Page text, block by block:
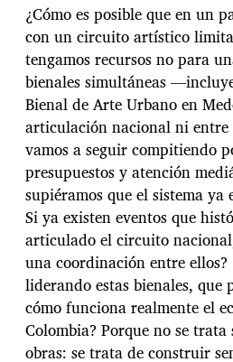
¿Cómo es posible que en un
con un circuito artístico
tengamos recursos no para
bienales simultáneas
Bienal de Arte Urbano en
articulación nacional ni entre
vamos a seguir compitiendo
presupuestos y atención
supiéramos que el sistema ya
Si ya existen eventos que
articulado el circuito
una coordinación entre ellos?
liderando estas bienales, que
cómo funciona realmente el
Colombia? Porque no se
obras: se trata de construir